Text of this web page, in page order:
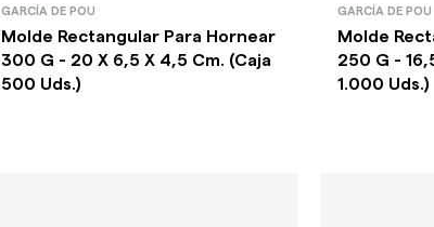
GARCÍA DE POU
Molde Rectangular Para Hornear
300 G - 20 X 6,5 X 4,5 Cm. (Caja
500 Uds.)
GARCÍA DE POU
Molde
250 G -
1.000 Uds.)